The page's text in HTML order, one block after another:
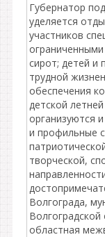
Губернатор
уделяется
участников
сирот; детей и
трудной
обеспечения
детской
организуются
и профильные
творческой,
Волгограда,
областная